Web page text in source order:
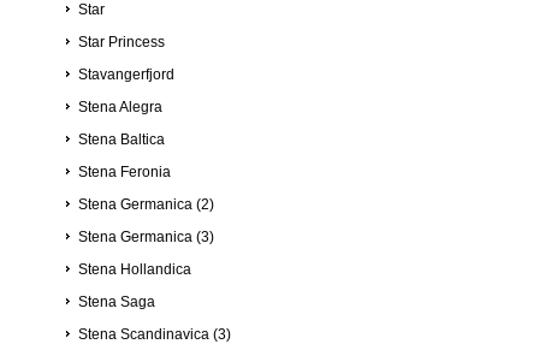
Star
Star Princess
Stavangerfjord
Stena Alegra
Stena Baltica
Stena Feronia
Stena Germanica (2)
Stena Germanica (3)
Stena Hollandica
Stena Saga
Stena Scandinavica (3)